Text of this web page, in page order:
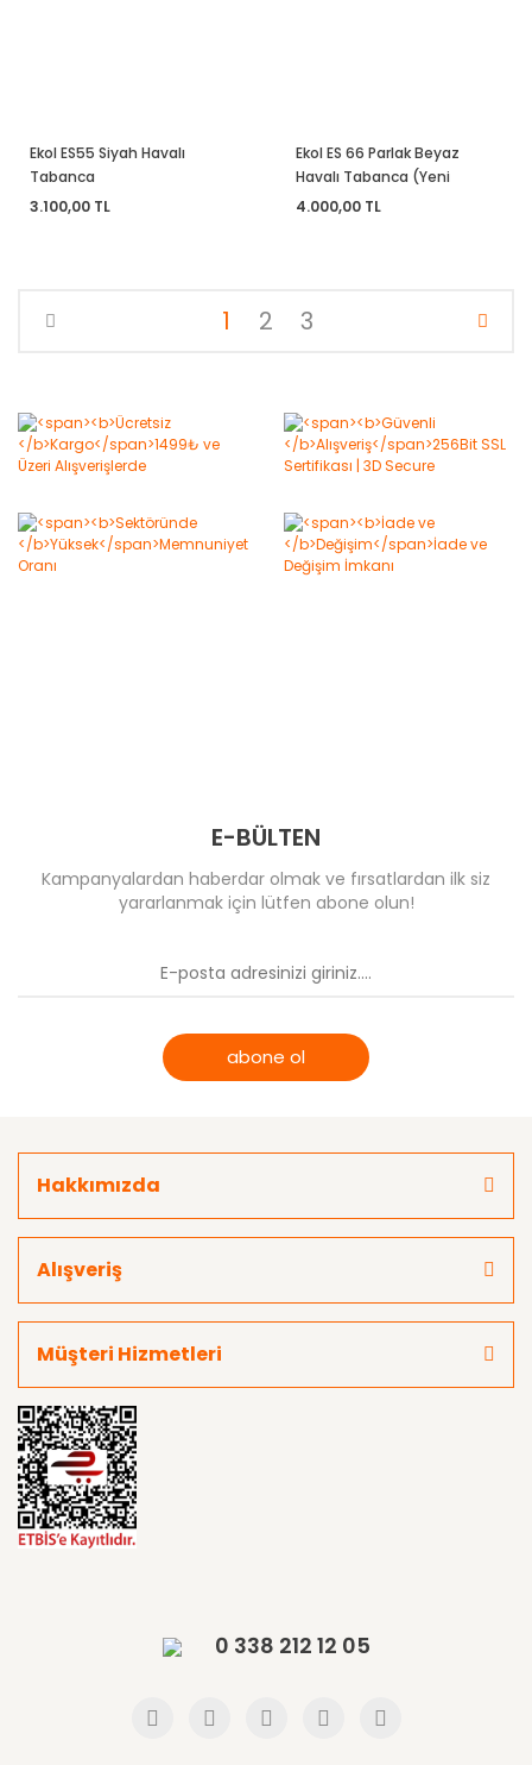
Ekol ES55 Siyah Havalı
Tabanca
3.100,00 TL
Ekol ES 66 Parlak Beyaz
Havalı Tabanca (Yeni
Versiyon)
4.000,00 TL
1 2 3
E-BÜLTEN
Kampanyalardan haberdar olmak ve fırsatlardan ilk siz
yararlanmak için lütfen abone olun!
abone ol
Hakkımızda
Alışveriş
Müşteri Hizmetleri
0 338 212 12 05